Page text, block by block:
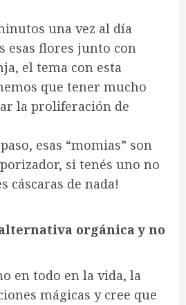
una vez al día
esas flores junto con
el tema con esta
que tener mucho
la proliferación de
esas “momias” son
si tenés uno no
cáscaras de nada!
orgánica y no
en todo en la vida, la
mágicas y cree que